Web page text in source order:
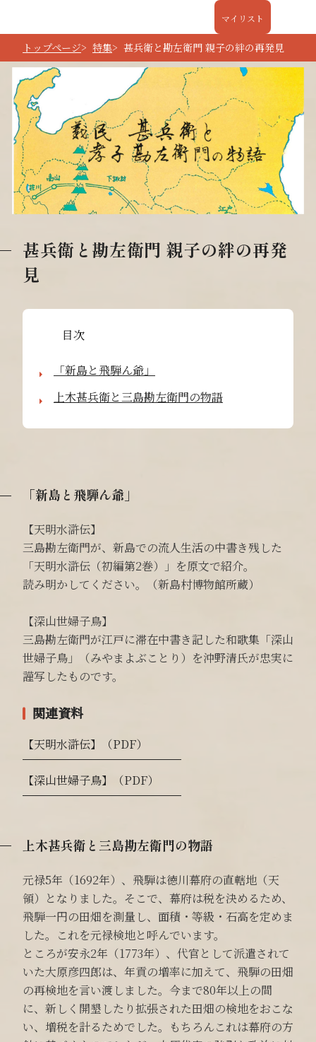
マイリスト
トップページ 特集 甚兵衛と勘左衛門 親子の絆の再発見
甚兵衛と勘左衛門 親子の絆の再発
見
目次
「新島と飛騨ん爺」
上木甚兵衛と三島勘左衛門の物語
「新島と飛騨ん爺」
【天明水滸伝】
三島勘左衛門が、新島での流人生活の中書き残した
「天明水滸伝（初編第2巻）」を原文で紹介。
読み明かしてください。（新島村博物館所蔵）
【深山世婦子鳥】
三島勘左衛門が江戸に滞在中書き記した和歌集「深山
世婦子鳥」（みやまよぶことり）を沖野清氏が忠実に
謹写したものです。
関連資料
【天明水滸伝】（PDF）
【深山世婦子鳥】（PDF）
上木甚兵衛と三島勘左衛門の物語
元禄5年（1692年）、飛騨は徳川幕府の直轄地（天
領）となりました。そこで、幕府は税を決めるため、
飛騨一円の田畑を測量し、面積・等級・石高を定めま
した。これを元禄検地と呼んでいます。
ところが安永2年（1773年）、代官として派遣されて
いた大原彦四郎は、年貢の増率に加えて、飛騨の田畑
の再検地を言い渡しました。今まで80年以上の間
に、新しく開墾したり拡張された田畑の検地をおこな
い、増税を計るためでした。もちろんこれは幕府の方